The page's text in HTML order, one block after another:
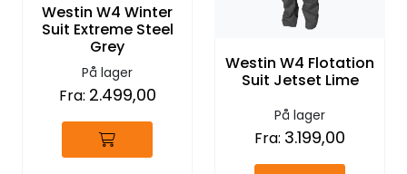
Westin W4 Winter
Suit Extreme Steel
Grey
På lager
Fra: 2.499,00
Westin W4 Flotation
Suit Jetset Lime
På lager
Fra: 3.199,00